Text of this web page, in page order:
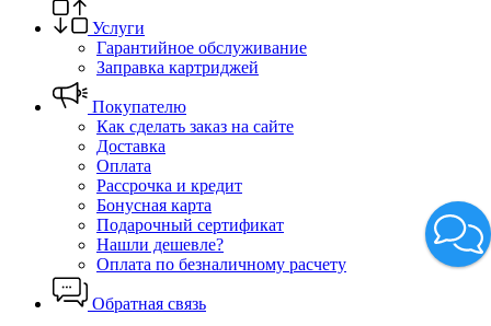
Услуги
Гарантийное обслуживание
Заправка картриджей
Покупателю
Как сделать заказ на сайте
Доставка
Оплата
Рассрочка и кредит
Бонусная карта
Подарочный сертификат
Нашли дешевле?
Оплата по безналичному расчету
Обратная связь